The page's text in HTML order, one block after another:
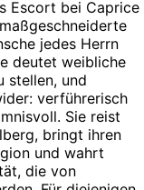
Escort bei Caprice
jedes Herrn
deutet weibliche
stellen, und
verführerisch
Sie reist
bringt ihren
und wahrt
die von